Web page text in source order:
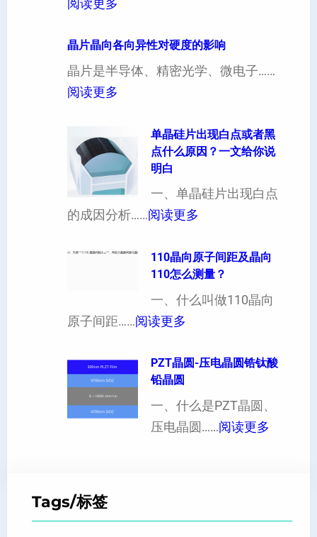
阅读更多
寸
超
定
制
（
也
以
定
超
薄
硅
晶片晶向各向异性对硬度的影响
晶片是半导体、精密光学、微电子……
阅读更多
晶
向
各
向
度
响
单晶硅片出现白点或者黑
点什么原因？一文给你说
明白
一、单晶硅片出现白点
的成因分析……阅读更多
晶
硅
片
白
或
者
110晶向原子间距及晶向
110怎么测量？
一、什么叫做110晶向
原子间距……阅读更多
1
晶
向
PZT晶圆-压电晶圆锆钛酸
铅晶圆
一、什么是PZT晶圆、
压电晶圆……阅读更多
Tags/标签